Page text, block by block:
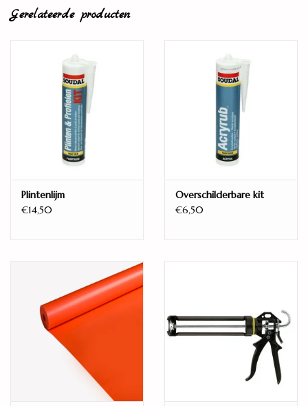
Toplaagdikte (mm)
Kant-en-klaar
Weekmakervrij
Ftalaatvrije weekmakers
Model
Visgraat
Warmteweerstand (m2K/W)
Oppervlaktestructuur
Gerelateerde producten
Plintenlijm
€14,50
Overschilderbare kit
€6,50